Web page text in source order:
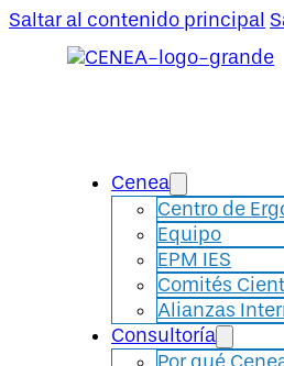
Saltar al contenido principal
Cenea
Centro de
Equipo
EPM IES
Comités
Alianzas
Consultoría